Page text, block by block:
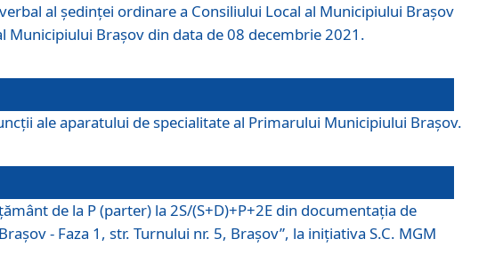
al şedinţei ordinare a Consiliului Local al Municipiului Braşov
Municipiului Braşov din data de 08 decembrie 2021.
ale aparatului de specialitate al Primarului Municipiului Braşov.
de la P (parter) la 2S/(S+D)+P+2E din documentaţia de
- Faza 1, str. Turnului nr. 5, Braşov”, la iniţiativa S.C. MGM